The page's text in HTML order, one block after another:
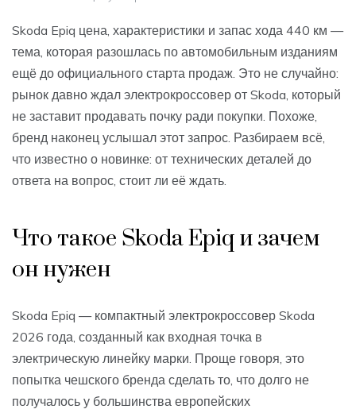
Skoda Epiq цена, характеристики и запас хода 440 км —
тема, которая разошлась по автомобильным изданиям
ещё до официального старта продаж. Это не случайно:
рынок давно ждал электрокроссовер от Skoda, который
не заставит продавать почку ради покупки. Похоже,
бренд наконец услышал этот запрос. Разбираем всё,
что известно о новинке: от технических деталей до
ответа на вопрос, стоит ли её ждать.
Что такое Skoda Epiq и зачем
он нужен
Skoda Epiq — компактный электрокроссовер Skoda
2026 года, созданный как входная точка в
электрическую линейку марки. Проще говоря, это
попытка чешского бренда сделать то, что долго не
получалось у большинства европейских